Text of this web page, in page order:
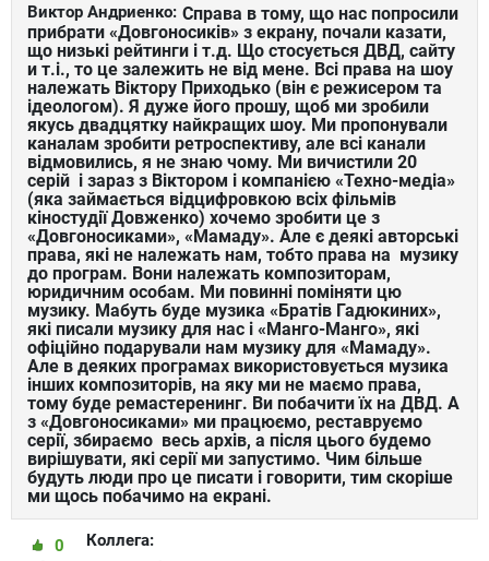
Виктор Андриенко: Справа в тому, що нас попросили
прибрати «Довгоносиків» з екрану, почали казати,
що низькі рейтинги і т.д. Що стосується ДВД, сайту
и т.і., то це залежить не від мене. Всі права на шоу
належать Віктору Приходько (він є режисером та
ідеологом). Я дуже його прошу, щоб ми зробили
якусь двадцятку найкращих шоу. Ми пропонували
каналам зробити ретроспективу, але всі канали
відмовились, я не знаю чому. Ми вичистили 20
серій і зараз з Віктором і компанією «Техно-медіа»
(яка займається відцифровкою всіх фільмів
кіностудії Довженко) хочемо зробити це з
«Довгоносиками», «Мамаду». Але є деякі авторські
права, які не належать нам, тобто права на музику
до програм. Вони належать композиторам,
юридичним особам. Ми повинні поміняти цю
музику. Мабуть буде музика «Братів Гадюкиних»,
які писали музику для нас і «Манго-Манго», які
офіційно подарували нам музику для «Мамаду».
Але в деяких програмах використовується музика
інших композиторів, на яку ми не маємо права,
тому буде ремастеренинг. Ви побачити їх на ДВД. А
з «Довгоносиками» ми працюємо, реставруємо
серії, збираємо весь архів, а після цього будемо
вирішувати, які серії ми запустимо. Чим більше
будуть люди про це писати і говорити, тим скоріше
ми щось побачимо на екрані.
Коллега:
0